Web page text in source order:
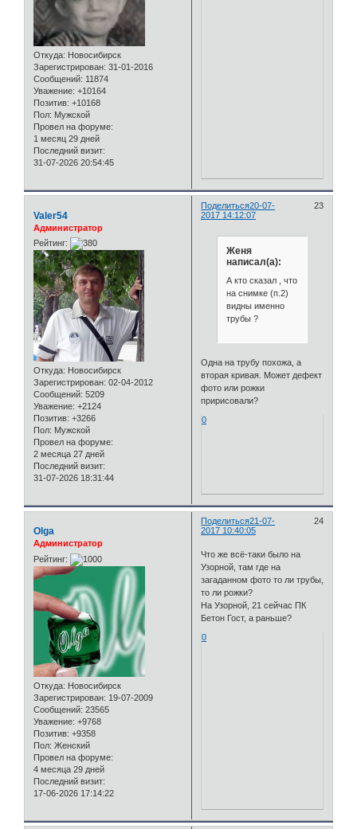
Откуда: Новосибирск
Зарегистрирован: 31-01-2016
Сообщений: 11874
Уважение: +10164
Позитив: +10168
Пол: Мужской
Провел на форуме:
1 месяц 29 дней
Последний визит:
31-07-2026 20:54:45
Поделиться 23
20-07-
2017 14:12:07
Valer54
Администратор
Рейтинг:
Откуда: Новосибирск
Зарегистрирован: 02-04-2012
Сообщений: 5209
Уважение: +2124
Позитив: +3266
Пол: Мужской
Провел на форуме:
2 месяца 27 дней
Последний визит:
31-07-2026 18:31:44
Женя
написал(а):
А кто сказал , что
на снимке (п.2)
видны именно
трубы ?
Одна на трубу похожа, а
вторая кривая. Может дефект
фото или рожки
пририсовали?
0
Поделиться 24
21-07-
2017 10:40:05
Olga
Администратор
Рейтинг:
Откуда: Новосибирск
Зарегистрирован: 19-07-2009
Сообщений: 23565
Уважение: +9768
Позитив: +9358
Пол: Женский
Провел на форуме:
4 месяца 29 дней
Последний визит:
17-06-2026 17:14:22
Что же всё-таки было на
Узорной, там где на
загаданном фото то ли трубы,
то ли рожки?
На Узорной, 21 сейчас ПК
Бетон Гост, а раньше?
0